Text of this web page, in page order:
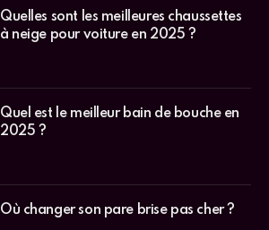
Quelles sont les meilleures chaussettes
à neige pour voiture en 2025 ?
Quel est le meilleur bain de bouche en
2025 ?
Où changer son pare brise pas cher ?